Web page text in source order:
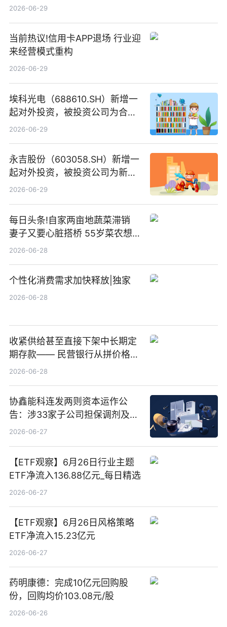
SCP003”发行_焦点精选
2026-06-29
当前热议!信用卡APP退场 行业迎
来经营模式重构
2026-06-29
埃科光电（688610.SH）新增一
起对外投资，被投资公司为合肥
元随信息技术有限公司
2026-06-29
永吉股份（603058.SH）新增一
起对外投资，被投资公司为新绘
纪（重庆）科技有限公司
2026-06-29
每日头条!自家两亩地蔬菜滞销
妻子又要心脏搭桥 55岁菜农想
多卖点菜筹治病钱
2026-06-28
个性化消费需求加快释放|独家
2026-06-28
收紧供给甚至直接下架中长期定
期存款—— 民营银行从拼价格转
向拼服务
2026-06-28
协鑫能科连发两则资本运作公
告：涉33家子公司担保调剂及10
亿元产业基金设立
2026-06-27
【ETF观察】6月26日行业主题
ETF净流入136.88亿元_每日精选
2026-06-27
【ETF观察】6月26日风格策略
ETF净流入15.23亿元
2026-06-27
药明康德：完成10亿元回购股
份，回购均价103.08元/股
2026-06-26